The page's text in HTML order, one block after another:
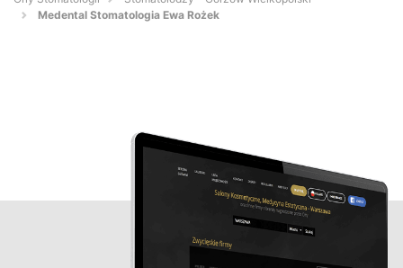
Medental Stomatologia Ewa Rożek